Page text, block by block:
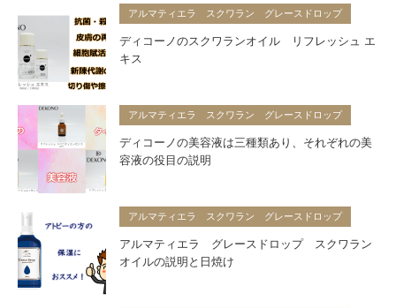
アルマティエラ スクワラン グレースドロップ
ディコーノのスクワランオイル リフレッシュ エ
キス
アルマティエラ スクワラン グレースドロップ
ディコーノの美容液は三種類あり、それぞれの美
容液の役目の説明
アルマティエラ スクワラン グレースドロップ
アルマティエラ グレースドロップ スクワラン
オイルの説明と日焼け